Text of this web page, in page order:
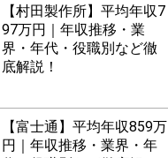
【村田製作所】平均年収7
97万円｜年収推移・業
界・年代・役職別など徹
底解説！
【富士通】平均年収859万
円｜年収推移・業界・年